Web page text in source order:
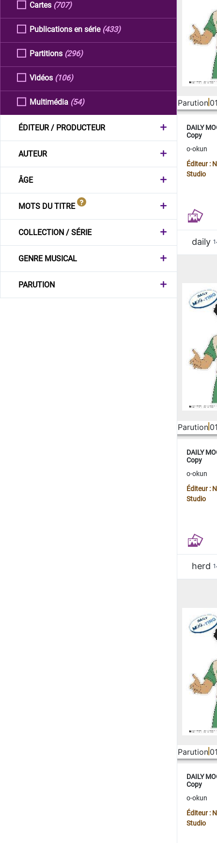
Cartes (707)
Publications en série (433)
Partitions (296)
Vidéos (106)
Multimédia (54)
ÉDITEUR / PRODUCTEUR
AUTEUR
ÂGE
MOTS DU TITRE
COLLECTION / SÉRIE
GENRE MUSICAL
PARUTION
Parution
DAILY
Copy
o-okun
Éditeur :
Studio
daily
Parution
DAILY
Copy
o-okun
Éditeur :
Studio
herd
Parution
DAILY
Copy
o-okun
Éditeur :
Studio